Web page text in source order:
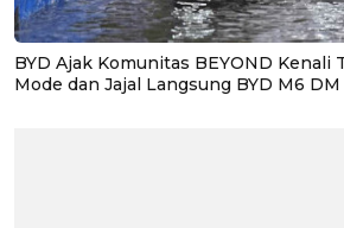
BYD Ajak Komunitas BEYOND Kenali
Mode dan Jajal Langsung BYD M6